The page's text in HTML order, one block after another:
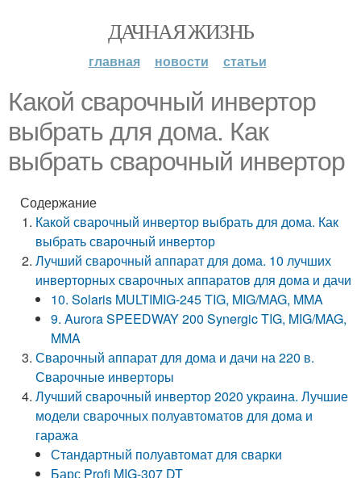
ДАЧНАЯ ЖИЗНЬ
главная новости статьи
Какой сварочный инвертор
выбрать для дома. Как
выбрать сварочный инвертор
Содержание
Какой сварочный инвертор выбрать для дома. Как
выбрать сварочный инвертор
Лучший сварочный аппарат для дома. 10 лучших
инверторных сварочных аппаратов для дома и дачи
10. Solaris MULTIMIG-245 TIG, MIG/MAG, MMA
9. Aurora SPEEDWAY 200 Synergic TIG, MIG/MAG,
MMA
Сварочный аппарат для дома и дачи на 220 в.
Сварочные инверторы
Лучший сварочный инвертор 2020 украина. Лучшие
модели сварочных полуавтоматов для дома и
гаража
Стандартный полуавтомат для сварки
Барс Profi MIG-307 DT